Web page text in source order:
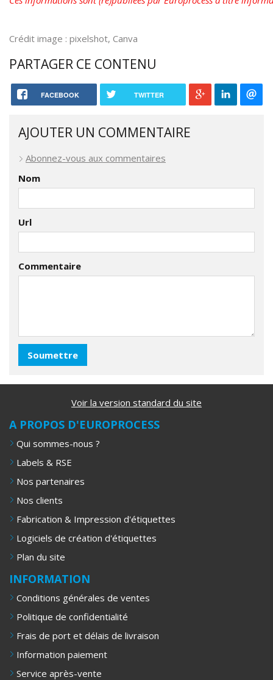
Crédit image : pixelshot, Canva
PARTAGER CE CONTENU
FACEBOOK TWITTER
AJOUTER UN COMMENTAIRE
Abonnez-vous aux commentaires
Nom
Url
Commentaire
Voir la version standard du site
A PROPOS D'EUROPROCESS
Qui sommes-nous ?
Labels & RSE
Nos partenaires
Nos clients
Fabrication & Impression d'étiquettes
Logiciels de création d'étiquettes
Plan du site
INFORMATION
Conditions générales de ventes
Politique de confidentialité
Frais de port et délais de livraison
Information paiement
Service après-vente